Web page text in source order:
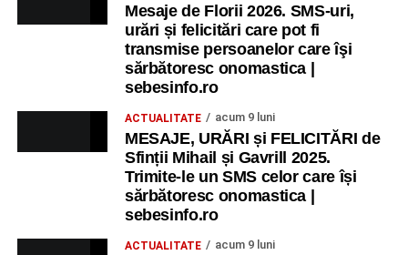
Mesaje de Florii 2026. SMS-uri,
urări și felicitări care pot fi
transmise persoanelor care îşi
sărbătoresc onomastica |
sebesinfo.ro
ACTUALITATE acum 9 luni
MESAJE, URĂRI și FELICITĂRI de
Sfinții Mihail și Gavrill 2025.
Trimite-le un SMS celor care își
sărbătoresc onomastica |
sebesinfo.ro
ACTUALITATE acum 9 luni